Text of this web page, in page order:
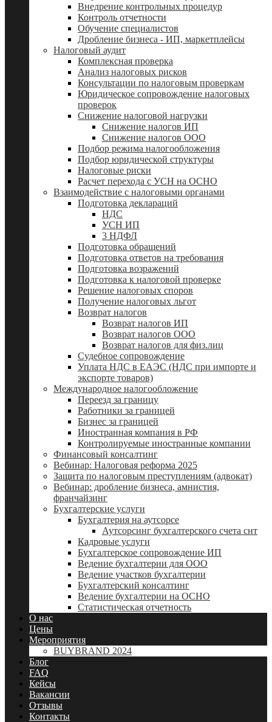
Внедрение контрольных процедур
Контроль отчетности
Обучение специалистов
Дробление бизнеса - ИП, маркетплейсы
Налоговый аудит
Комплексная проверка
Анализ налоговых рисков
Консультации по налоговым проверкам
Юридическое сопровождение налоговых
проверок
Снижение налоговой нагрузки
Снижение налогов ИП
Снижение налогов ООО
Подбор режима налогообложения
Подбор юридической структуры
Налоговые риски
Расчет перехода с УСН на ОСНО
Взаимодействие с налоговыми органами
Подготовка деклараций
НДС
УСН ИП
3 НДФЛ
Подготовка обращений
Подготовка ответов на требования
Подготовка возражений
Подготовка к налоговой проверке
Решение налоговых споров
Получение налоговых льгот
Возврат налогов
Возврат налогов ИП
Возврат налогов ООО
Возврат налогов для физ.лиц
Судебное сопровождение
Уплата НДС в ЕАЭС (НДС при импорте и
экспорте товаров)
Международное налогообложение
Переезд за границу
Работники за границей
Бизнес за границей
Иностранная компания в РФ
Контролируемые иностранные компании
Финансовый консалтинг
Вебинар: Налоговая реформа 2025
Защита по налоговым преступлениям (адвокат)
Вебинар: дробление бизнеса, амнистия,
франчайзинг
Бухгалтерские услуги
Бухгалтерия на аутсорсе
Аутсорсинг бухгалтерского счета снт
Кадровые услуги
Бухгалтерское сопровождение ИП
Ведение бухгалтерии для ООО
Ведение участков бухгалтерии
Бухгалтерский консалтинг
Ведение бухгалтерии на ОСНО
Статистическая отчетность
О нас
Цены
Мероприятия
BUYBRAND 2024
Блог
FAQ
Кейсы
Вакансии
Отзывы
Контакты